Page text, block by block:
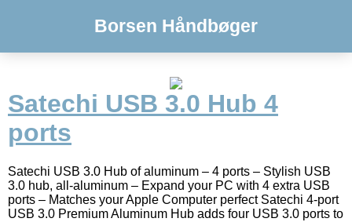
Borsen Håndbøger
Satechi USB 3.0 Hub 4
ports
Satechi USB 3.0 Hub of aluminum – 4 ports – Stylish USB
3.0 hub, all-aluminum – Expand your PC with 4 extra USB
ports – Matches your Apple Computer perfect Satechi 4-port
USB 3.0 Premium Aluminum Hub adds four USB 3.0 ports to